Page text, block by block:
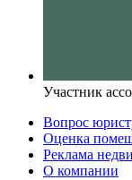
Участник
Вопрос
Оценка
Реклама
О компании